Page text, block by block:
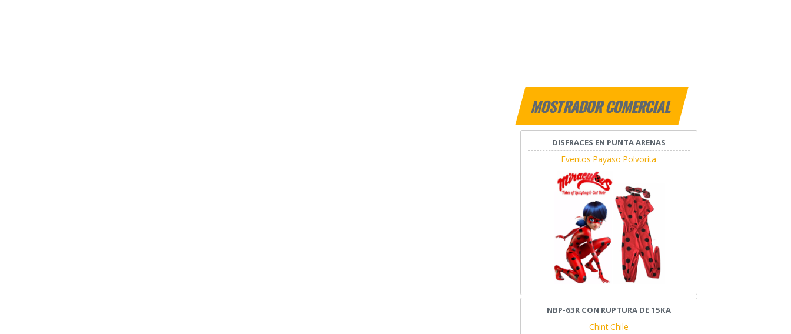
MOSTRADOR COMERCIAL
DISFRACES EN PUNTA ARENAS
Eventos Payaso Polvorita
NBP-63R CON RUPTURA DE 15KA
Chint Chile